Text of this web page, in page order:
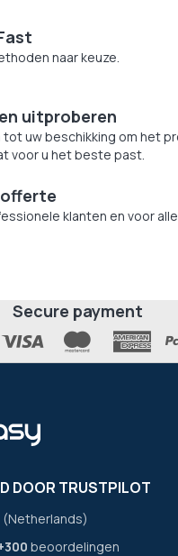
naar keuze.
uitproberen
tot uw beschikking om het
voor u het beste past.
klanten en voor
Secure payment
DOOR TRUSTPILOT
(Netherlands)
beoordelingen